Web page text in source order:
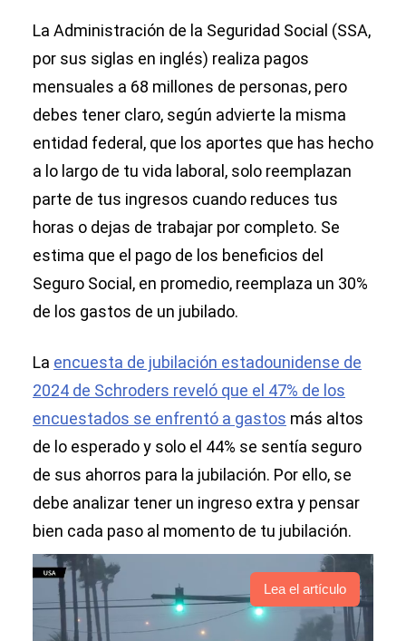
La Administración de la Seguridad Social (SSA,
por sus siglas en inglés) realiza pagos
mensuales a 68 millones de personas, pero
debes tener claro, según advierte la misma
entidad federal, que los aportes que has hecho
a lo largo de tu vida laboral, solo reemplazan
parte de tus ingresos cuando reduces tus
horas o dejas de trabajar por completo. Se
estima que el pago de los beneficios del
Seguro Social, en promedio, reemplaza un 30%
de los gastos de un jubilado.
La encuesta de jubilación estadounidense de
2024 de Schroders reveló que el 47% de los
encuestados se enfrentó a gastos más altos
de lo esperado y solo el 44% se sentía seguro
de sus ahorros para la jubilación. Por ello, se
debe analizar tener un ingreso extra y pensar
bien cada paso al momento de tu jubilación.
Lea el artículo